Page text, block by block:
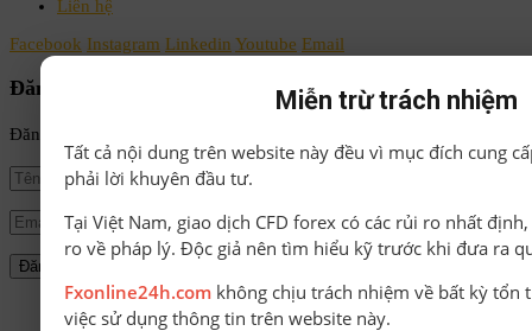
Liên hệ
Facebook Instagram Linkedin Youtube Email
Đăng ký nhận tin
Đăng ký để nhận tin tức mới nhất từ FxOnline24h!
© Bản quyền thuộc về FxOnline24h.
Miễn trừ trách nhiệm
Tất cả nội dung trên website này đều vì mục đích cung
phải lời khuyên đầu tư.
Tại Việt Nam, giao dịch CFD forex có các rủi ro nhất
ro về pháp lý. Độc giả nên tìm hiểu kỹ trước khi đưa ra
Fxonline24h.com không chịu trách nhiệm về bất kỳ tổn
việc sử dụng thông tin trên website này.